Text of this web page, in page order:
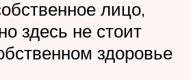
лицо,
здесь не стоит
здоровье